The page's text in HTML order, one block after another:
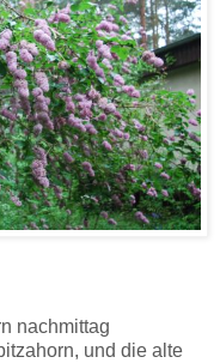
nachmittag
und die alte